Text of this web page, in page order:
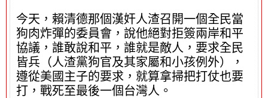
今天，賴清德那個漢奸人渣召開一個全民當
狗肉炸彈的委員會，說他絕對拒簽兩岸和平
協議，誰敢說和平，誰就是敵人，要求全民
皆兵（人渣黨狗官及其家屬和小孩例外），
遵從美國主子的要求，就算拿掃把打仗也要
打，戰死至最後一個台灣人。